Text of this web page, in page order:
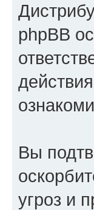
phpBB
Вы
угроз и